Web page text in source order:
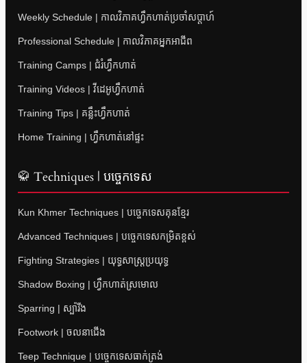
Weekly Schedule | កាលវិភាគហ្វឹកហាត់ប្រចាំសប្តាហ៍
Professional Schedule | កាលវិភាគអ្នកអាជីព
Training Camps | ជំរំហ្វឹកហាត់
Training Videos | វីដេអូហ្វឹកហាត់
Training Tips | គន្លឹះហ្វឹកហាត់
Home Training | ហ្វឹកហាត់នៅផ្ទះ
🥋 Techniques | បច្ចេកទេស
Kun Khmer Techniques | បច្ចេកទេសគុនខ្មែរ
Advanced Techniques | បច្ចេកទេសកម្រិតខ្ពស់
Fighting Strategies | យុទ្ធសាស្ត្រប្រយុទ្ធ
Shadow Boxing | ហ្វឹកហាត់ស្រមោល
Sparring | ស្ប៉ារីង
Footwork | ចលនាជើង
Teep Technique | បច្ចេកទេសធាក់ត្រង់